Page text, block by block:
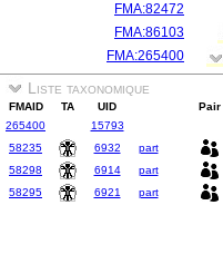
FMA:82472
FMA:86103
FMA:265400
Liste taxonomique
FMAID TA UID Pair
265400
15793
58235
6932 part
58298
6914 part
58295
6921 part